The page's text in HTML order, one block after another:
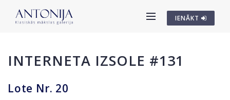
IENĀKT
INTERNETA IZSOLE #131
Lote Nr. 20